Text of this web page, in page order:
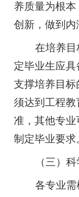
养质量为根
创新，做到内
在培养
定毕业生应
支撑培养目
须达到工程
准，其他专
制定毕业要求
（三）
各专业